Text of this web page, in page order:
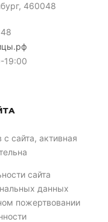
460048
19:00
сайта, активная
сайта
данных
пожертвовании